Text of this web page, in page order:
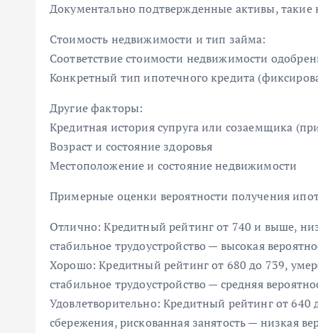
Документально подтвержденные активы,
Стоимость недвижимости и тип займа:
Соответствие стоимости недвижимости
Конкретный тип ипотечного кредита
Другие факторы:
Кредитная история супруга или созаемщика
Возраст и состояние здоровья
Местоположение и состояние недвижимости
Примерные оценки вероятности получения
Отлично: Кредитный рейтинг от 740 и выше,
стабильное трудоустройство — высокая
Хорошо: Кредитный рейтинг от 680 до 739,
стабильное трудоустройство — средняя
Удовлетворительно: Кредитный рейтинг от
сбережения, рискованная занятость — низкая